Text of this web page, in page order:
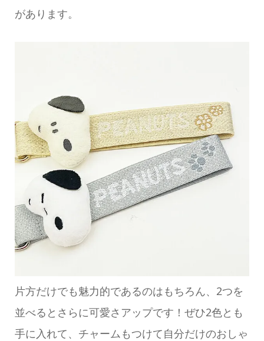
があります。
片方だけでも魅力的であるのはもちろん、2つを
並べるとさらに可愛さアップです！ぜひ2色とも
手に入れて、チャームもつけて自分だけのおしゃ